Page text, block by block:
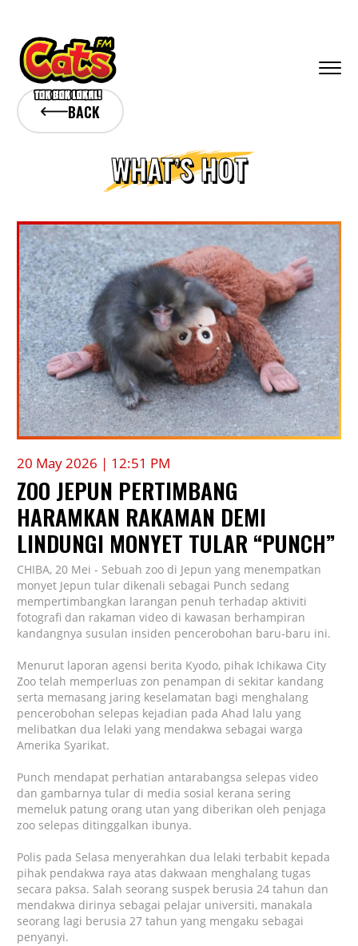
BACK
WHAT’S HOT
20 May 2026 | 12:51 PM
ZOO JEPUN PERTIMBANG
HARAMKAN RAKAMAN DEMI
LINDUNGI MONYET TULAR “PUNCH”
CHIBA, 20 Mei - Sebuah zoo di Jepun yang menempatkan
monyet Jepun tular dikenali sebagai Punch sedang
mempertimbangkan larangan penuh terhadap aktiviti
fotografi dan rakaman video di kawasan berhampiran
kandangnya susulan insiden pencerobohan baru-baru ini.
Menurut laporan agensi berita Kyodo, pihak Ichikawa City
Zootelah memperluas zon penampan di sekitar kandang
serta memasang jaring keselamatan bagi menghalang
pencerobohan selepas kejadian pada Ahad lalu yang
melibatkan dua lelaki yang mendakwa sebagai warga
Amerika Syarikat.
Punch mendapat perhatian antarabangsa selepas video
dan gambarnya tular di media sosial kerana sering
memeluk patung orang utan yang diberikan oleh penjaga
zoo selepas ditinggalkan ibunya.
Polis pada Selasa menyerahkan dua lelaki terbabit kepada
pihak pendakwa raya atas dakwaan menghalang tugas
secara paksa. Salah seorang suspek berusia 24 tahun dan
mendakwa dirinya sebagai pelajar universiti, manakala
seorang lagi berusia 27 tahun yang mengaku sebagai
penyanyi.